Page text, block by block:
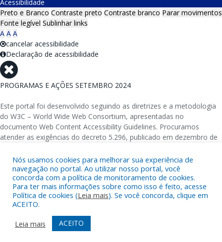
Nós usamos cookies para melhorar sua experiência de
navegação no portal. Ao utilizar nosso portal, você
concorda com a política de monitoramento de cookies.
Para ter mais informações sobre como isso é feito, acesse
Política de cookies (Leia mais). Se você concorda, clique em
ACEITO.
Leia mais
ACEITO
Acessibilidade
Preto e Branco Contraste preto Contraste branco Parar movimentos
Fonte legível Sublinhar links
A A A
cancelar acessibilidade
Declaração de acessibilidade
PROGRAMAS E AÇÕES SETEMBRO 2024
Este portal foi desenvolvido seguindo as diretrizes e a metodologia
do W3C – World Wide Web Consortium, apresentadas no
documento Web Content Accessibility Guidelines. Procuramos
atender as exigências do decreto 5.296, publicado em dezembro de
eletrônicos da administração pública na rede mundial de
computadores para o uso das pessoas com necessidades especiais,
garantindo-lhes o pleno acesso aos conteúdos disponíveis.
Além de validações automáticas, foram realizados testes em
diversos navegadores e através do utilitário de acesso a Internet do
DOSVOX, sistema operacional destinado deficientes visuais.